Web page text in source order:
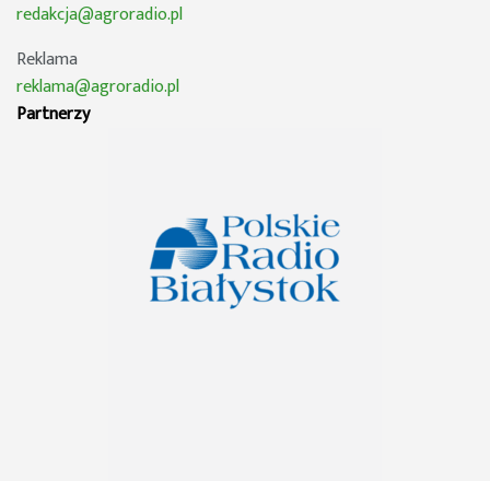
redakcja@agroradio.pl
Reklama
reklama@agroradio.pl
Partnerzy